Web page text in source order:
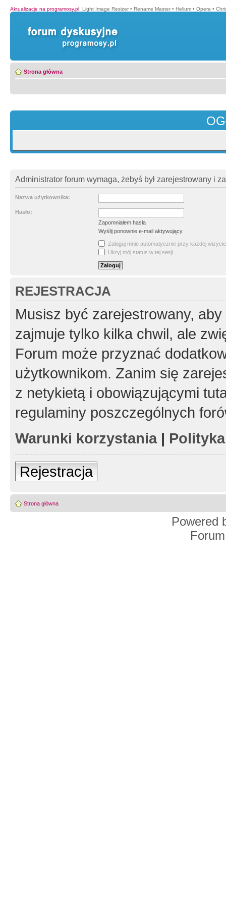
Aktualizacje na programosy.pl: Light Image Resizer • Rename Master • Helium • Opera •
Strona główna
Administrator forum wymaga, żebyś był zarejestrowany i
Nazwa użytkownika:
Hasło:
Zapomniałem hasła
Wyślij ponownie e-mail aktywujący
Zaloguj mnie automatycznie przy każdej wizycie
Ukryj mój status w tej sesji
REJESTRACJA
Musisz być zarejestrowany,
zajmuje tylko kilka chwil, ale
Forum może przyznać
użytkownikom. Zanim się
z netykietą i obowiązującymi
regulaminy poszczególnych
Warunki korzystania|
Rejestracja
Strona główna
Powered